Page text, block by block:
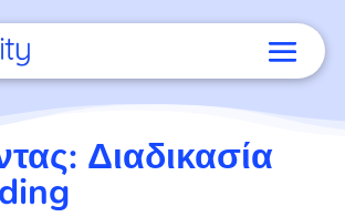
Διαδικασία